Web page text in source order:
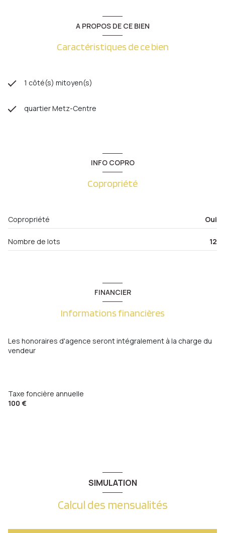
A PROPOS DE CE BIEN
Caractéristiques de ce bien
1 côté(s) mitoyen(s)
quartier Metz-Centre
INFO COPRO
Copropriété
Copropriété Oui
Nombre de lots 12
FINANCIER
Informations financières
Les honoraires d'agence seront intégralement à la charge du
vendeur
Taxe foncière annuelle
100 €
SIMULATION
Calcul des mensualités